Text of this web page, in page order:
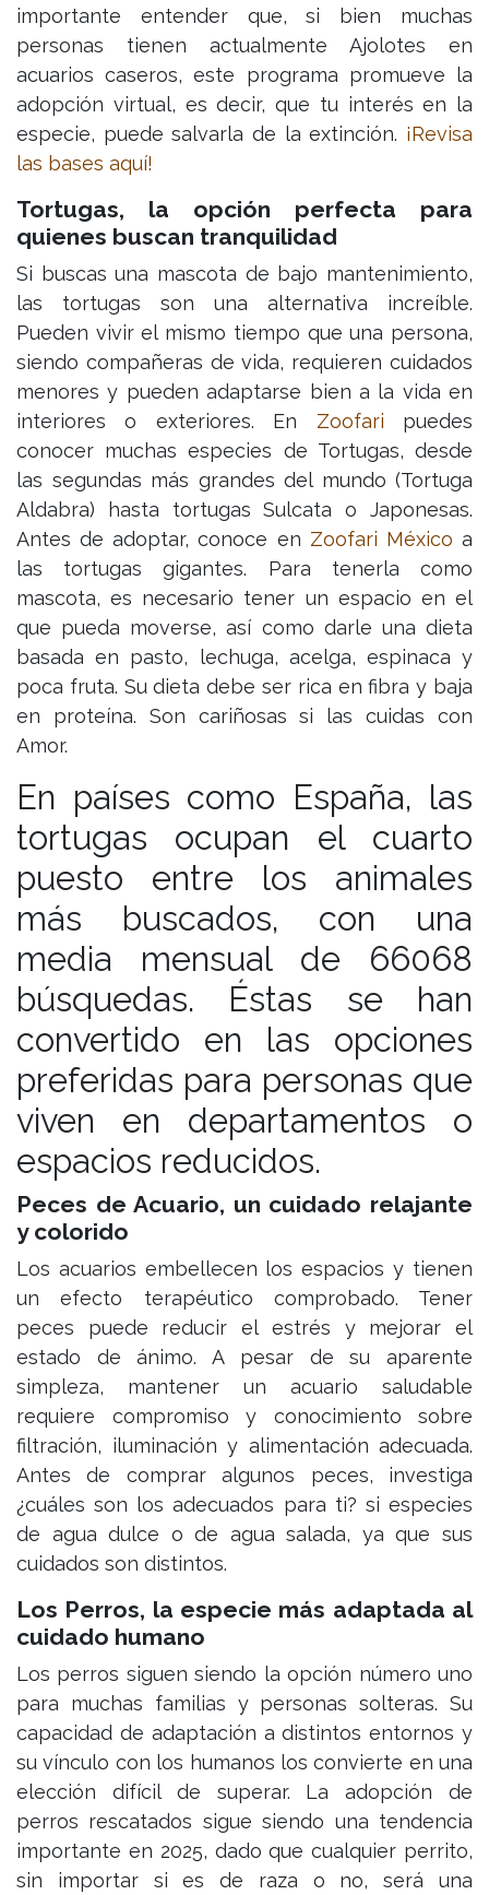
importante entender que, si bien muchas
personas tienen actualmente Ajolotes en
acuarios caseros, este programa promueve la
adopción virtual, es decir, que tu interés en la
especie, puede salvarla de la extinción. ¡Revisa
las bases aquí!
Tortugas, la opción perfecta para
quienes buscan tranquilidad
Si buscas una mascota de bajo mantenimiento,
las tortugas son una alternativa increíble.
Pueden vivir el mismo tiempo que una persona,
siendo compañeras de vida, requieren cuidados
menores y pueden adaptarse bien a la vida en
interiores o exteriores. En Zoofari puedes
conocer muchas especies de Tortugas, desde
las segundas más grandes del mundo (Tortuga
Aldabra) hasta tortugas Sulcata o Japonesas.
Antes de adoptar, conoce en Zoofari México a
las tortugas gigantes. Para tenerla como
mascota, es necesario tener un espacio en el
que pueda moverse, así como darle una dieta
basada en pasto, lechuga, acelga, espinaca y
poca fruta. Su dieta debe ser rica en fibra y baja
en proteína. Son cariñosas si las cuidas con
Amor.
En países como España, las
tortugas ocupan el cuarto
puesto entre los animales
más buscados, con una
media mensual de 66068
búsquedas. Éstas se han
convertido en las opciones
preferidas para personas que
viven en departamentos o
espacios reducidos.
Peces de Acuario, un cuidado relajante
y colorido
Los acuarios embellecen los espacios y tienen
un efecto terapéutico comprobado. Tener
peces puede reducir el estrés y mejorar el
estado de ánimo. A pesar de su aparente
simpleza, mantener un acuario saludable
requiere compromiso y conocimiento sobre
filtración, iluminación y alimentación adecuada.
Antes de comprar algunos peces, investiga
¿cuáles son los adecuados para ti? si especies
de agua dulce o de agua salada, ya que sus
cuidados son distintos.
Los Perros, la especie más adaptada al
cuidado humano
Los perros siguen siendo la opción número uno
para muchas familias y personas solteras. Su
capacidad de adaptación a distintos entornos y
su vínculo con los humanos los convierte en una
elección difícil de superar. La adopción de
perros rescatados sigue siendo una tendencia
importante en 2025, dado que cualquier perrito,
sin importar si es de raza o no, será una